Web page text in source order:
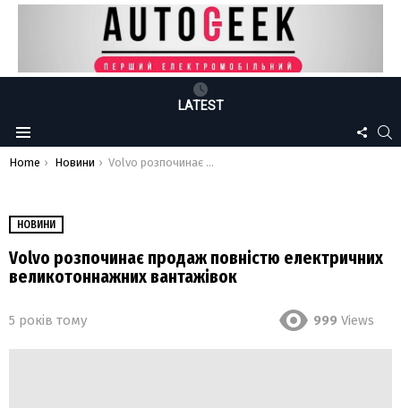
LATEST
Menu
US
You are here:
Home Новини Volvo розпочинає продаж повністю електричних великотоннажних вантажівок
НОВИНИ
Volvo розпочинає продаж повністю електричних
великотоннажних вантажівок
5 років тому 999 Views